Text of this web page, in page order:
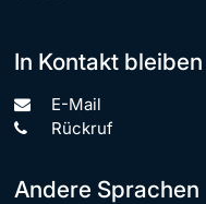
In Kontakt bleiben
E-Mail
Rückruf
Andere Sprachen